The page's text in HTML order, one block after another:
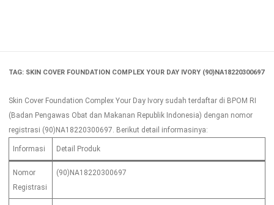
TAG: SKIN COVER FOUNDATION COMPLEX YOUR DAY IVORY (90)NA18220300697
Skin Cover Foundation Complex Your Day Ivory sudah terdaftar di BPOM RI
(Badan Pengawas Obat dan Makanan Republik Indonesia) dengan nomor
registrasi (90)NA18220300697. Berikut detail informasinya:
Informasi Detail Produk
Nomor
Registrasi
(90)NA18220300697